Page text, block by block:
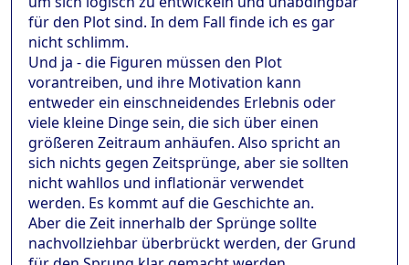
für den Plot sind. In dem Fall finde ich es gar
nicht schlimm.
Und ja - die Figuren müssen den Plot
vorantreiben, und ihre Motivation kann
entweder ein einschneidendes Erlebnis oder
viele kleine Dinge sein, die sich über einen
größeren Zeitraum anhäufen. Also spricht an
sich nichts gegen Zeitsprünge, aber sie sollten
nicht wahllos und inflationär verwendet
werden. Es kommt auf die Geschichte an.
Aber die Zeit innerhalb der Sprünge sollte
nachvollziehbar überbrückt werden, der Grund